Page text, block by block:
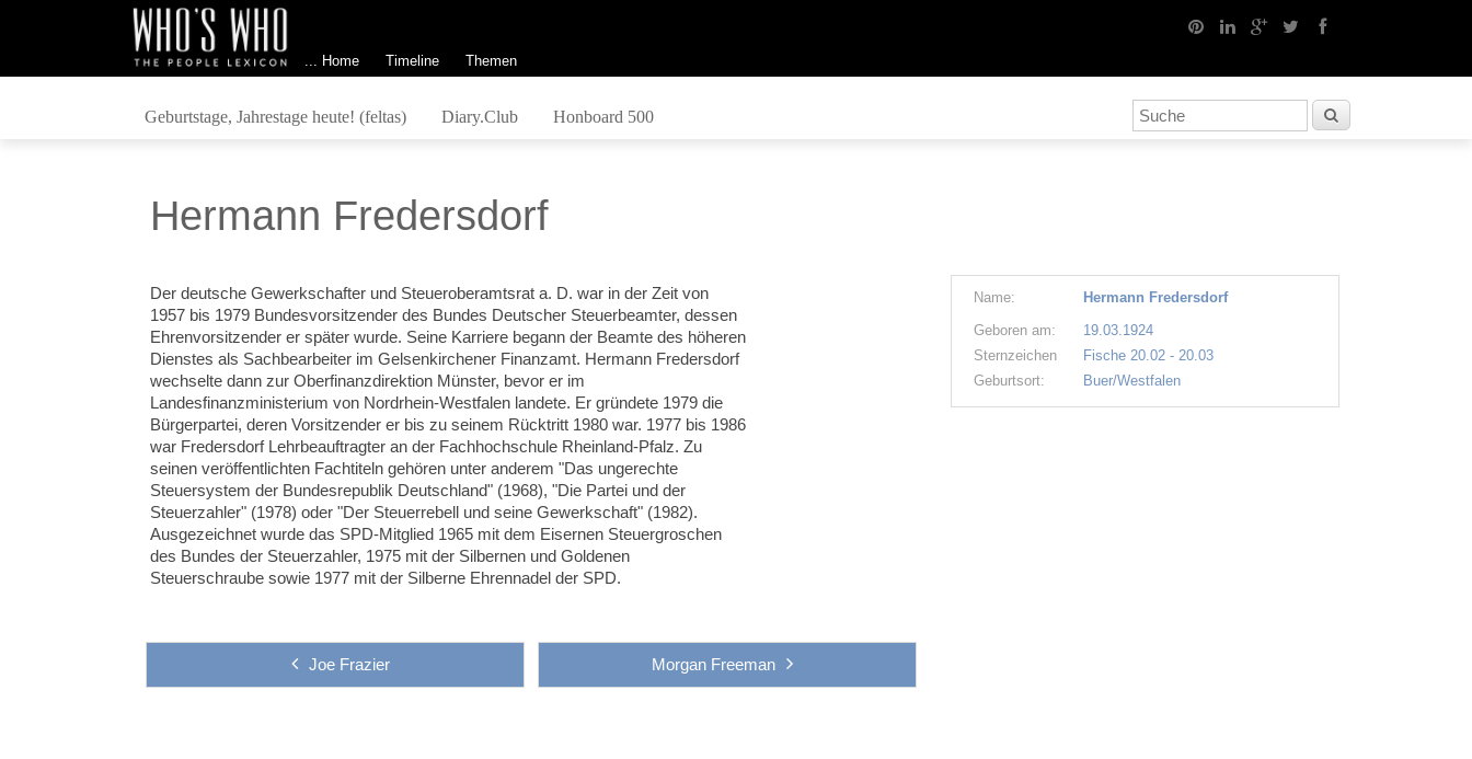
... Home Timeline Themen
Geburtstage, Jahrestage heute! (feltas) Diary.Club Honboard 500
Hermann Fredersdorf
Der deutsche Gewerkschafter und Steueroberamtsrat a. D. war in der Zeit von
1957 bis 1979 Bundesvorsitzender des Bundes Deutscher Steuerbeamter, dessen
Ehrenvorsitzender er später wurde. Seine Karriere begann der Beamte des höheren
Dienstes als Sachbearbeiter im Gelsenkirchener Finanzamt. Hermann Fredersdorf
wechselte dann zur Oberfinanzdirektion Münster, bevor er im
Landesfinanzministerium von Nordrhein-Westfalen landete. Er gründete 1979 die
Bürgerpartei, deren Vorsitzender er bis zu seinem Rücktritt 1980 war. 1977 bis 1986
war Fredersdorf Lehrbeauftragter an der Fachhochschule Rheinland-Pfalz. Zu
seinen veröffentlichten Fachtiteln gehören unter anderem "Das ungerechte
Steuersystem der Bundesrepublik Deutschland" (1968), "Die Partei und der
Steuerzahler" (1978) oder "Der Steuerrebell und seine Gewerkschaft" (1982).
Ausgezeichnet wurde das SPD-Mitglied 1965 mit dem Eisernen Steuergroschen
des Bundes der Steuerzahler, 1975 mit der Silbernen und Goldenen
Steuerschraube sowie 1977 mit der Silberne Ehrennadel der SPD.
Joe Frazier Morgan Freeman
Name:
Hermann Fredersdorf
Geboren am:
19.03.1924
Sternzeichen
Fische 20.02 - 20.03
Geburtsort:
Buer/Westfalen